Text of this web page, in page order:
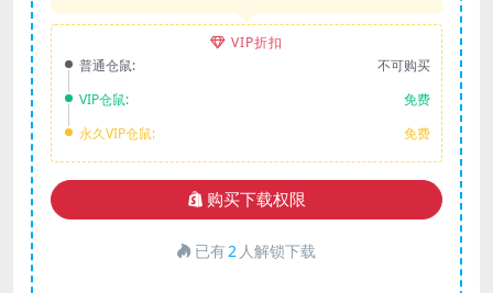
VIP折扣
普通仓鼠:
不可购买
VIP仓鼠:
免费
永久VIP仓鼠:
免费
购买下载权限
已有2 人解锁下载